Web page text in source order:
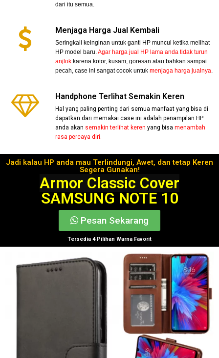
dari itu semua.
Menjaga Harga Jual Kembali
Seringkali keinginan untuk ganti HP muncul ketika melihat
HP model baru.Agar harga jual HP lama anda tidak turun
anjlok karena kotor, kusam, goresan atau bahkan sampai
pecah, case ini sangat cocok untukmenjaga harga jualnya.
Handphone Terlihat Semakin Keren
Hal yang paling penting dari semua manfaat yang bisa di
dapatkan dari memakai case ini adalah penampilan HP
anda akan semakin terlihat keren yang bisamenambah
rasa percaya diri.
Jadi kalau HP anda mau Terlindungi, Awet, dan tetap Keren
Segera Gunakan!
Armor Classic Cover
SAMSUNG NOTE 10
Pesan Sekarang
Tersedia 4 Pilihan Warna Favorit